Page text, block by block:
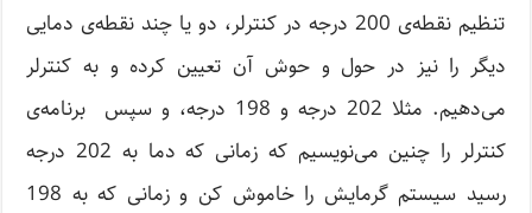
تنظیم نقطه‌ی 200 درجه در کنترلر، دو یا چند نقطه‌ی دمایی
دیگر را نیز در حول و حوش آن تعیین کرده و به کنترلر
می‌دهیم. مثلا 202 درجه و 198 درجه، و سپس برنامه‌ی
کنترلر را چنین می‌نویسیم که زمانی که دما به 202 درجه
رسید سیستم گرمایش را خاموش کن و زمانی که به 198